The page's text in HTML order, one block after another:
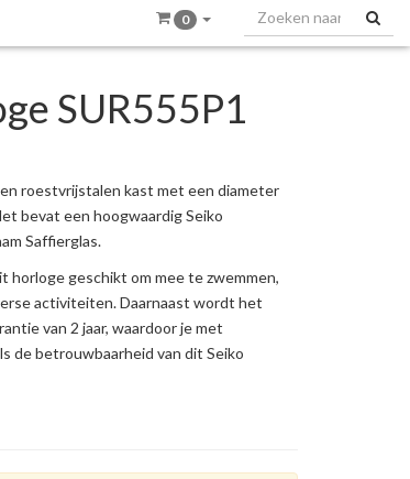
0
SUR555P1
roestvrijstalen kast met een diameter
bevat een hoogwaardig Seiko
Saffierglas.
geschikt om mee te zwemmen,
activiteiten. Daarnaast wordt het
van 2 jaar, waardoor je met
de betrouwbaarheid van dit Seiko